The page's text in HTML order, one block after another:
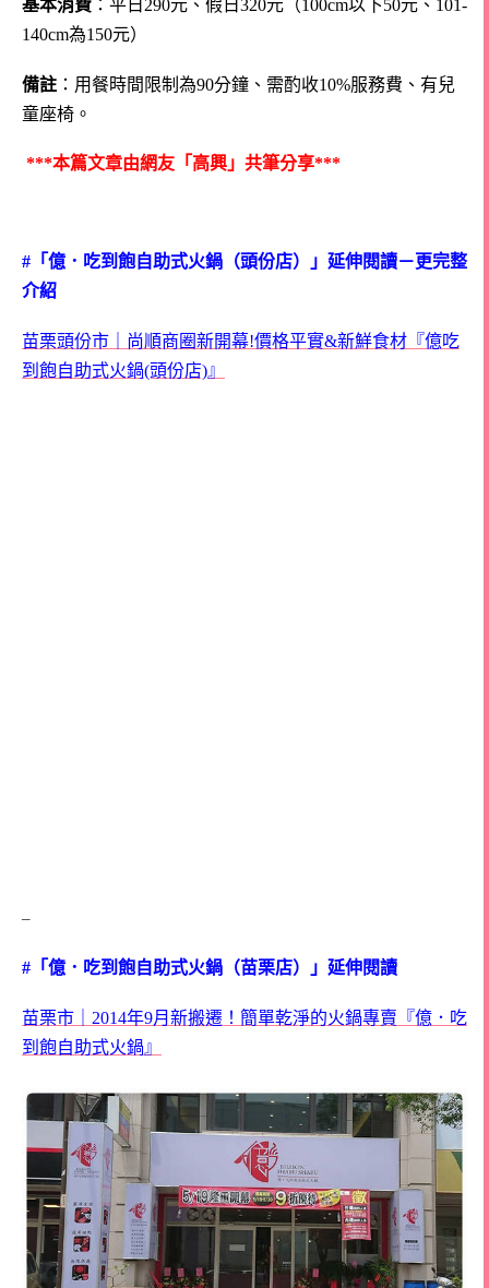
基本消費 ：平日290元、假日320元 （100cm以下50元、101-
140cm為150元）
備註 ：用餐時間限制為90分鐘、需酌收10%服務費、有兒
童座椅。
***本篇文章由網友「高興」共筆分享***
#「億．吃到飽自助式火鍋（頭份店）」延伸閱讀－更完整
介紹
苗栗頭份市｜尚順商圈新開幕!價格平實&新鮮食材『億吃
到飽自助式火鍋(頭份店)』
–
#「億．吃到飽自助式火鍋（苗栗店）」延伸閱讀
苗栗市｜2014年9月新搬遷！簡單乾淨的火鍋專賣『億．吃
到飽自助式火鍋』